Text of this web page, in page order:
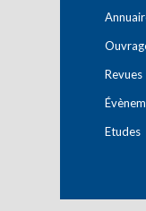
Revues
Etudes